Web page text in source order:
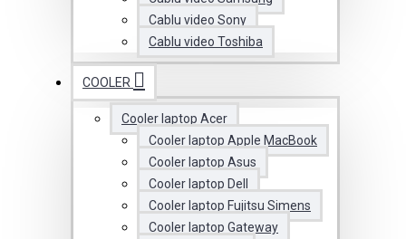
Cablu video Sony
Cablu video Toshiba
COOLER
Cooler laptop Acer
Cooler laptop Apple MacBook
Cooler laptop Asus
Cooler laptop Dell
Cooler laptop Fujitsu Simens
Cooler laptop Gateway